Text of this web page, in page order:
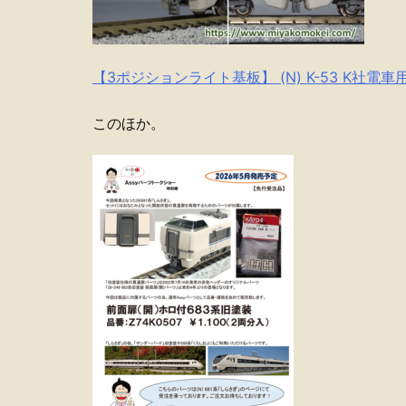
【3ポジションライト基板】 (N) K-53 K社電車
このほか。